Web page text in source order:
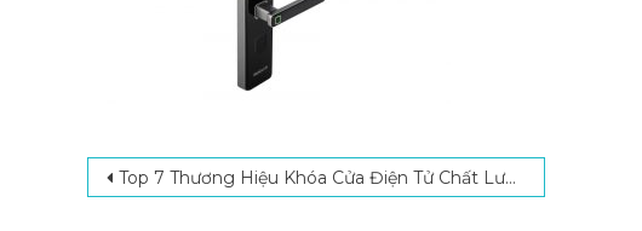
Post navigation
Top 7 Thương Hiệu Khóa Cửa Điện Tử Chất Lượng, Giá Tốt Nhất Hiện Nay